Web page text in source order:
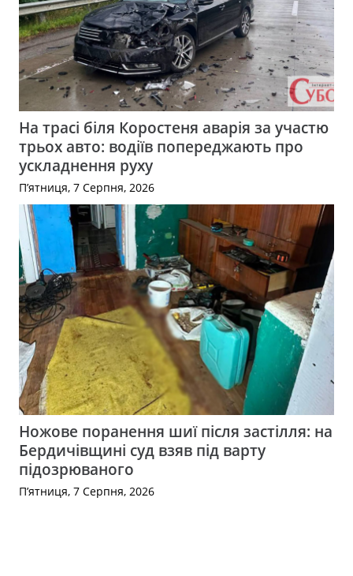
На трасі біля Коростеня аварія за участю
трьох авто: водіїв попереджають про
ускладнення руху
П’ятниця, 7 Серпня, 2026
Ножове поранення шиї після застілля: на
Бердичівщині суд взяв під варту
підозрюваного
П’ятниця, 7 Серпня, 2026